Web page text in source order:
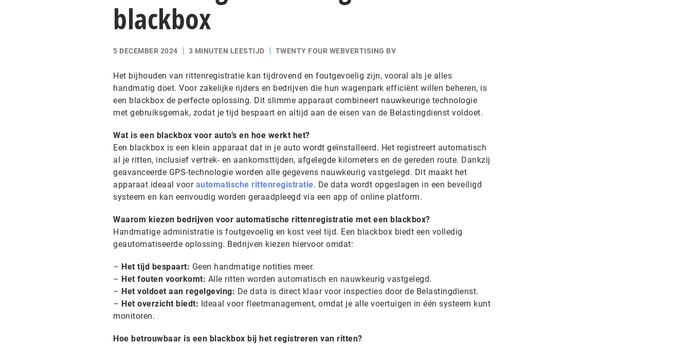
blackbox
5 DECEMBER 2024 3 MINUTEN LEESTIJD TWENTY FOUR WEBVERTISING BV
Het bijhouden van rittenregistratie kan tijdrovend en foutgevoelig zijn, vooral als je alles
handmatig doet. Voor zakelijke rijders en bedrijven die hun wagenpark efficiënt willen beheren, is
een blackbox de perfecte oplossing. Dit slimme apparaat combineert nauwkeurige technologie
met gebruiksgemak, zodat je tijd bespaart en altijd aan de eisen van de Belastingdienst voldoet.
Wat is een blackbox voor auto’s en hoe werkt het?
Een blackbox is een klein apparaat dat in je auto wordt geïnstalleerd. Het registreert automatisch
al je ritten, inclusief vertrek- en aankomsttijden, afgelegde kilometers en de gereden route. Dankzij
geavanceerde GPS-technologie worden alle gegevens nauwkeurig vastgelegd. Dit maakt het
apparaat ideaal voor automatische rittenregistratie. De data wordt opgeslagen in een beveiligd
systeem en kan eenvoudig worden geraadpleegd via een app of online platform.
Waarom kiezen bedrijven voor automatische rittenregistratie met een blackbox?
Handmatige administratie is foutgevoelig en kost veel tijd. Een blackbox biedt een volledig
geautomatiseerde oplossing. Bedrijven kiezen hiervoor omdat:
– Het tijd bespaart: Geen handmatige notities meer.
– Het fouten voorkomt: Alle ritten worden automatisch en nauwkeurig vastgelegd.
– Het voldoet aan regelgeving: De data is direct klaar voor inspecties door de Belastingdienst.
– Het overzicht biedt: Ideaal voor fleetmanagement, omdat je alle voertuigen in één systeem kunt
monitoren.
Hoe betrouwbaar is een blackbox bij het registreren van ritten?